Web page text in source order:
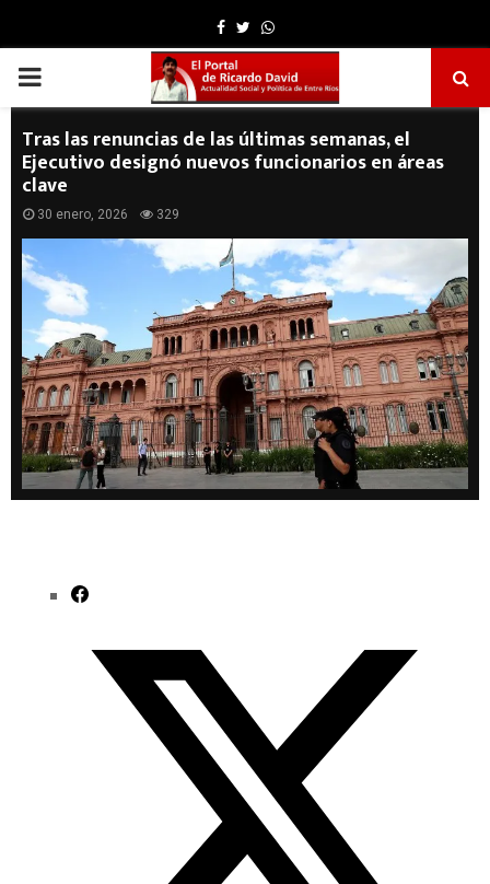
Facebook
TwitterWhatsapp
PRIMARY
MENU
Tras las renuncias de las últimas semanas, el
Ejecutivo designó nuevos funcionarios en áreas
clave
30 enero, 2026 329